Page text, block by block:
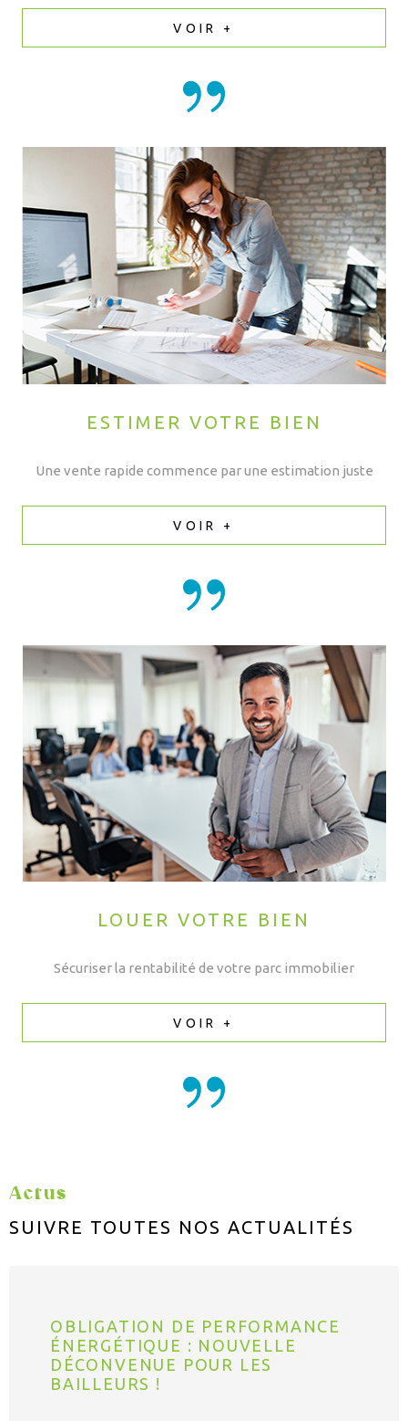
VOIR +
ESTIMER VOTRE BIEN
Une vente rapide commence par une estimation juste
VOIR +
LOUER VOTRE BIEN
Sécuriser la rentabilité de votre parc immobilier
VOIR +
Actus
SUIVRE TOUTES NOS ACTUALITÉS
OBLIGATION DE PERFORMANCE
ÉNERGÉTIQUE : NOUVELLE
DÉCONVENUE POUR LES
BAILLEURS !